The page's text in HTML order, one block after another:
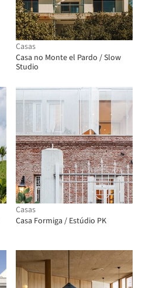
Casas
Casa no Monte el Pardo / Slow
Studio
Casas
Casa Formiga / Estúdio PK